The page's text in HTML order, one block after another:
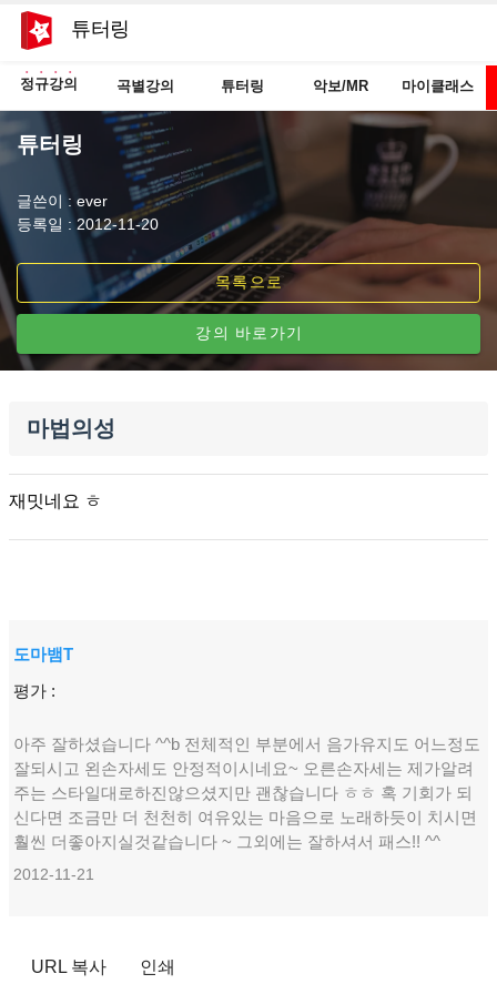
튜터링
정규강의 곡별강의 튜터링 악보/MR 마이클래스
튜터링
글쓴이 : ever
등록일 : 2012-11-20
목록으로
강의 바로가기
마법의성
재밋네요 ㅎ
도마뱀T
평가 :
아주 잘하셨습니다 ^^b 전체적인 부분에서 음가유지도 어느정도
잘되시고 왼손자세도 안정적이시네요~ 오른손자세는 제가알려
주는 스타일대로하진않으셨지만 괜찮습니다 ㅎㅎ 혹 기회가 되
신다면 조금만 더 천천히 여유있는 마음으로 노래하듯이 치시면
훨씬 더좋아지실것같습니다 ~ 그외에는 잘하셔서 패스!! ^^
2012-11-21
URL 복사 인쇄